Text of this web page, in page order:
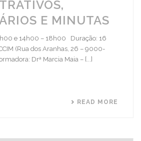
E MINUTAS
e 14h00 – 18h00 Duração: 16
(Rua dos Aranhas, 26 – 9000-
Drª Marcia Maia – [...]
READ MORE